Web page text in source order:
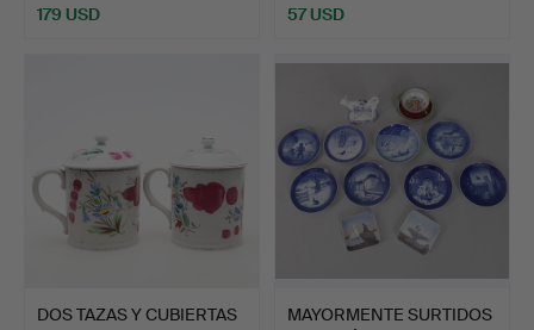
179 USD 57 USD
DOS TAZAS Y CUBIERTAS
MAYORMENTE SURTIDOS